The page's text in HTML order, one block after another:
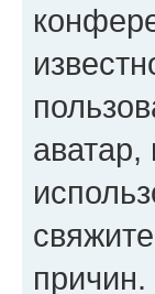
аватар,
причин.